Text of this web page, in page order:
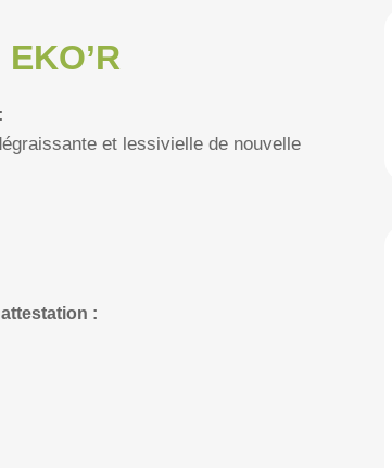
et lessivielle de nouvelle
: